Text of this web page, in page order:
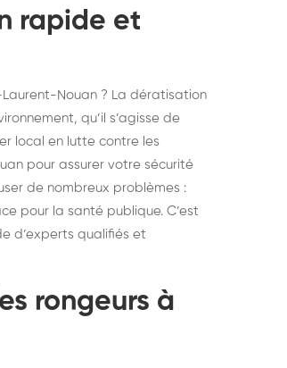
en
rapide et
Nouan ? La dératisation
qu’il s’agisse de
local en lutte contre les
pour assurer votre sécurité
de nombreux problèmes :
pour la santé publique. C’est
d’experts qualifiés et
rongeurs à